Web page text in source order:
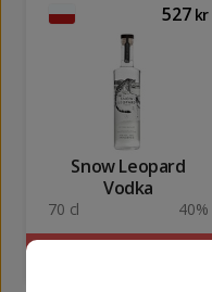
527 kr
Snow Leopard
Vodka
70 cl 40%